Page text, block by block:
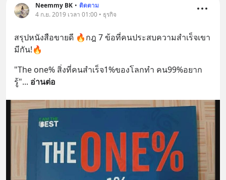
Neemmy BK • ติดตาม
4 ก.ย. 2019 เวลา 01:00 • ธุรกิจ
สรุปหนังสือขายดี 🔥กฎ 7 ข้อที่คนประสบความสำเร็จเขา
มีกัน!🔥
"The one% สิ่งที่คนสำเร็จ1%ของโลกทำ คน99%อยาก
รู้"... อ่านต่อ